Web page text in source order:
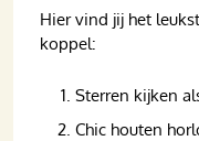
Hier vind jij het
koppel:
Sterren kijken
Chic houten